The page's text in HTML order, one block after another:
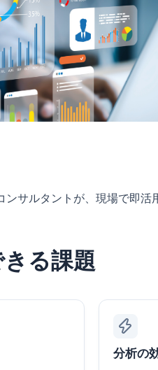
サルタントが、現場で即活
る課題
分析の